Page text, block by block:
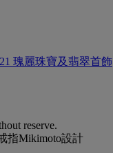
瑰麗珠寶及翡翠首飾
reserve.
指Mikimoto設計